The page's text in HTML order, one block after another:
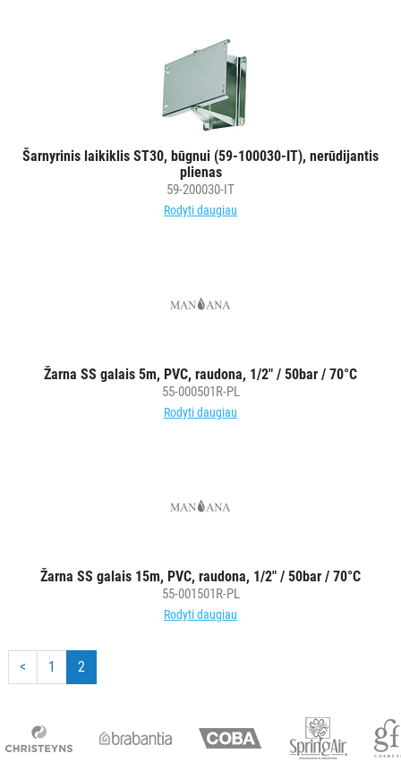
Šarnyrinis laikiklis ST30, būgnui (59-100030-IT), nerūdijantis
plienas
59-200030-IT
Rodyti daugiau
Žarna SS galais 5m, PVC, raudona, 1/2" / 50bar / 70°C
55-000501R-PL
Rodyti daugiau
Žarna SS galais 15m, PVC, raudona, 1/2" / 50bar / 70°C
55-001501R-PL
Rodyti daugiau
< 1 2